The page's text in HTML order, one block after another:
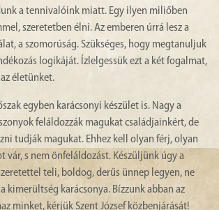
a tennivalóink miatt. Egy ilyen miliőben
szeretetben élni. Az emberen úrrá lesz a
a szomorúság. Szükséges, hogy megtanuljuk
logikáját. Ízlelgessük ezt a két fogalmat,
életünket.
egyben karácsonyi készület is. Nagy a
feláldozzák magukat családjainkért, de
tudják magukat. Ehhez kell olyan férj, olyan
vár, s nem önfeláldozást. Készüljünk úgy a
teli, boldog, derűs ünnep legyen, ne
kimerültség karácsonya. Bízzunk abban az
minket, kérjük Szent József közbenjárását!